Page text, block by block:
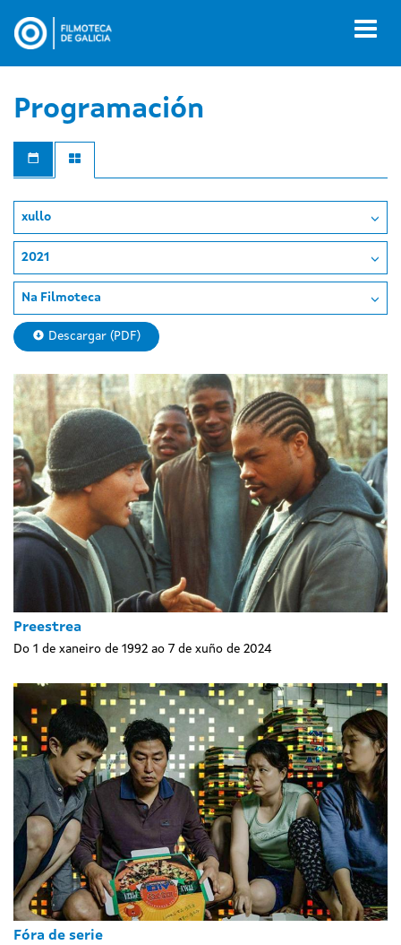
contido
Programación
xullo
2021
Na Filmoteca
Descargar (PDF)
Preestrea
Do 1 de xaneiro de 1992 ao 7 de xuño de 2024
Fóra de serie